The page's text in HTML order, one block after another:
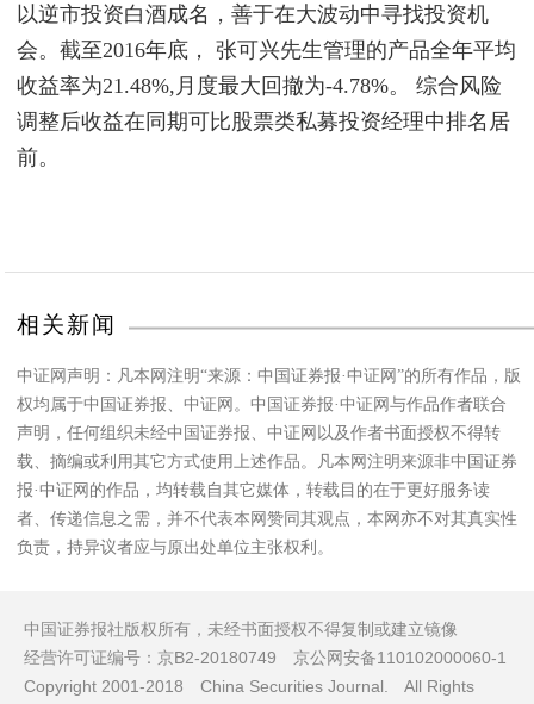
以逆市投资白酒成名，善于在大波动中寻找投资机
会。截至2016年底， 张可兴先生管理的产品全年平均
收益率为21.48%,月度最大回撤为-4.78%。 综合风险
调整后收益在同期可比股票类私募投资经理中排名居
前。
相关新闻
中证网声明：凡本网注明“来源：中国证券报·中证网”的所有作品，版
权均属于中国证券报、中证网。中国证券报·中证网与作品作者联合
声明，任何组织未经中国证券报、中证网以及作者书面授权不得转
载、摘编或利用其它方式使用上述作品。凡本网注明来源非中国证券
报·中证网的作品，均转载自其它媒体，转载目的在于更好服务读
者、传递信息之需，并不代表本网赞同其观点，本网亦不对其真实性
负责，持异议者应与原出处单位主张权利。
中国证券报社版权所有，未经书面授权不得复制或建立镜像
经营许可证编号：京B2-20180749 京公网安备110102000060-1
Copyright 2001-2018 China Securities Journal. All Rights